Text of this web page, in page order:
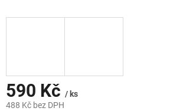
590 Kč / ks
488 Kč bez DPH